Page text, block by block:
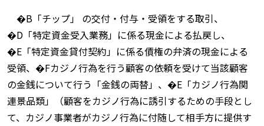
�B「チップ」 の交付・付与・受領をする取引、
�D「特定資金受入業務」に係る現金による払戻し、
�E「特定資金貸付契約」に係る債権の弁済の現金による
受領、�Fカジノ行為を行う顧客の依頼を受けて当該顧客
の金銭について行う「金銭の両替」、�E「カジノ行為関
連景品類」（顧客をカジノ行為に誘引するための手段とし
て、カジノ事業者がカジノ行為に付随して相手方に提供す